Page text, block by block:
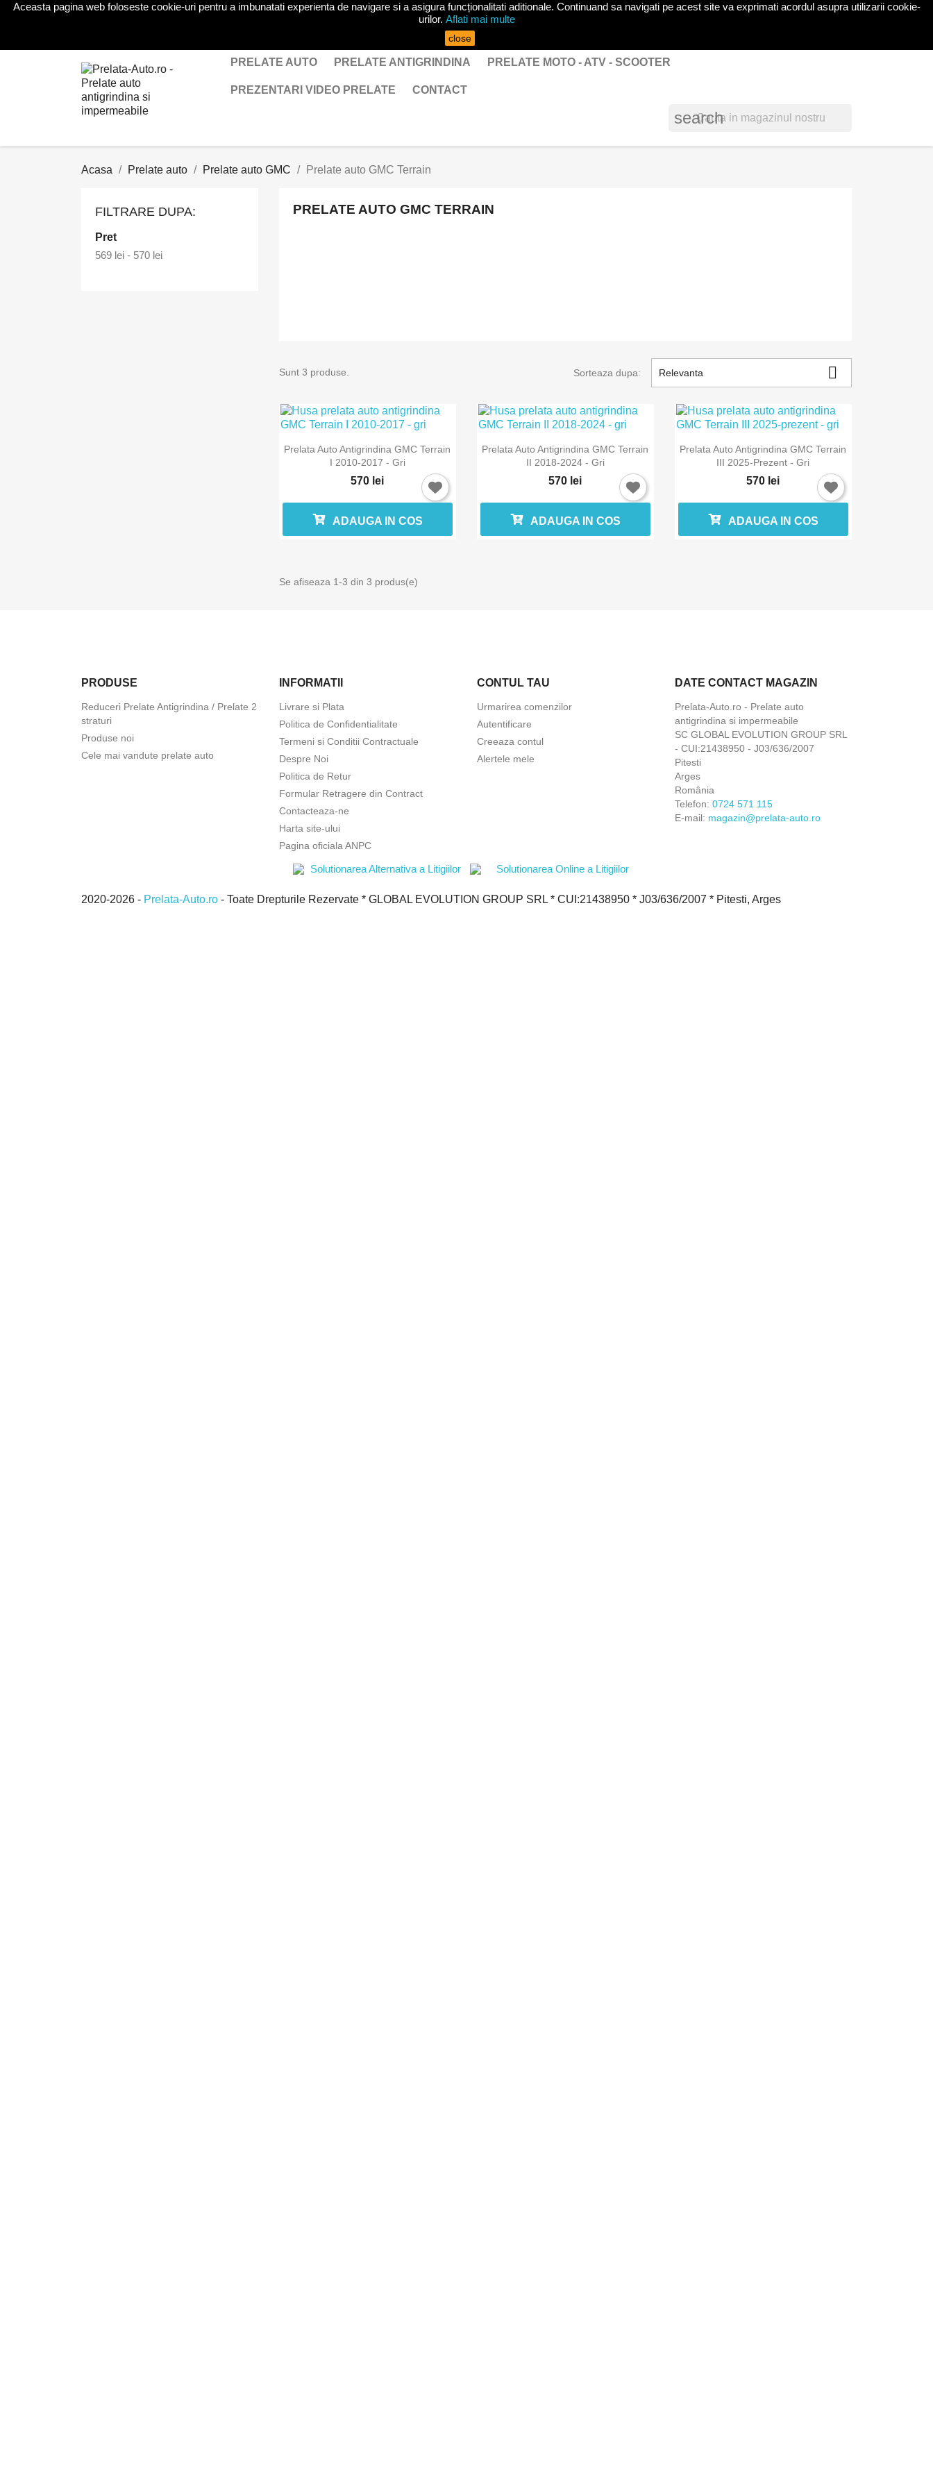
shopping_cart
PRELATE AUTO PRELATE ANTIGRINDINA PRELATE MOTO - ATV - SCOOTER
PREZENTARI VIDEO PRELATE CONTACT
search
Acasa Prelate auto Prelate auto GMC Prelate auto GMC Terrain
FILTRARE DUPA:
Pret
569 lei - 570 lei
PRELATE AUTO GMC TERRAIN
Sunt 3 produse. Sorteaza dupa: Relevanta 
 Vizualizare rapida
Prelata Auto Antigrindina GMC Terrain
I 2010-2017 - Gri
570 lei
ADAUGA IN COS
 Vizualizare rapida
Prelata Auto Antigrindina GMC Terrain
II 2018-2024 - Gri
570 lei
ADAUGA IN COS
 Vizualizare rapida
Prelata Auto Antigrindina GMC Terrain
III 2025-Prezent - Gri
570 lei
ADAUGA IN COS
Se afiseaza 1-3 din 3 produs(e)
PRODUSE
Reduceri Prelate Antigrindina / Prelate 2
straturi
Produse noi
Cele mai vandute prelate auto
INFORMATII
Livrare si Plata
Politica de Confidentialitate
Termeni si Conditii Contractuale
Despre Noi
Politica de Retur
Formular Retragere din Contract
Contacteaza-ne
Harta site-ului
Pagina oficiala ANPC
CONTUL TAU
Urmarirea comenzilor
Autentificare
Creeaza contul
Alertele mele
DATE CONTACT MAGAZIN
Prelata-Auto.ro - Prelate auto
antigrindina si impermeabile
SC GLOBAL EVOLUTION GROUP SRL
- CUI:21438950 - J03/636/2007
Pitesti
Arges
România
Telefon: 0724 571 115
E-mail: magazin@prelata-auto.ro
Aceasta pagina web foloseste cookie-uri pentru a imbunatati experienta de navigare si a asigura funcționalitati aditionale. Continuand sa navigati pe acest site va exprimati acordul asupra utilizarii cookie-
urilor. Aflati mai multe
close
2020-2026 - Prelata-Auto.ro - Toate Drepturile Rezervate * GLOBAL EVOLUTION GROUP SRL * CUI:21438950 * J03/636/2007 * Pitesti, Arges